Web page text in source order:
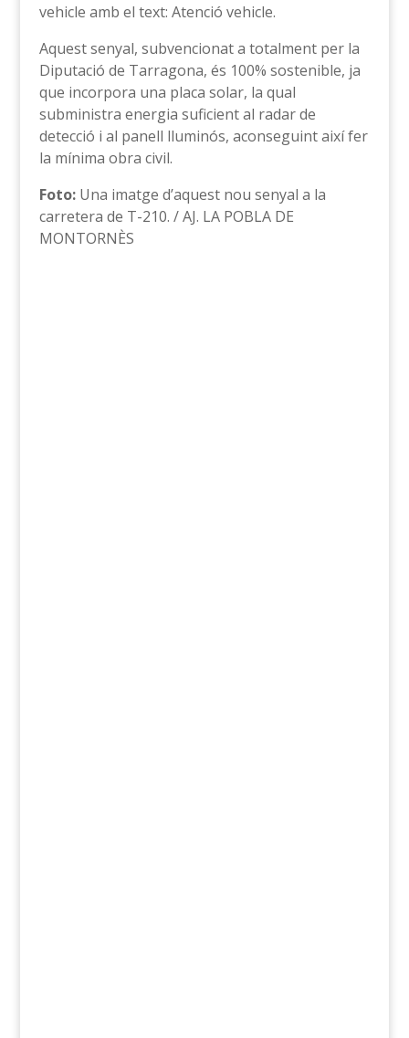
vehicle amb el text: Atenció vehicle.
Aquest senyal, subvencionat a totalment per la
Diputació de Tarragona, és 100% sostenible, ja
que incorpora una placa solar, la qual
subministra energia suficient al radar de
detecció i al panell lluminós, aconseguint així fer
la mínima obra civil.
Foto:Una imatge d’aquest nou senyal a la
carretera de T-210. / AJ. LA POBLA DE
MONTORNÈS